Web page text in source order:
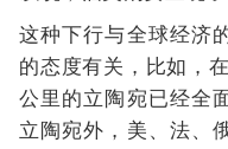
这种下行与全球经济
的态度有关，比如，
公里的立陶宛已经全
立陶宛外，美、法、